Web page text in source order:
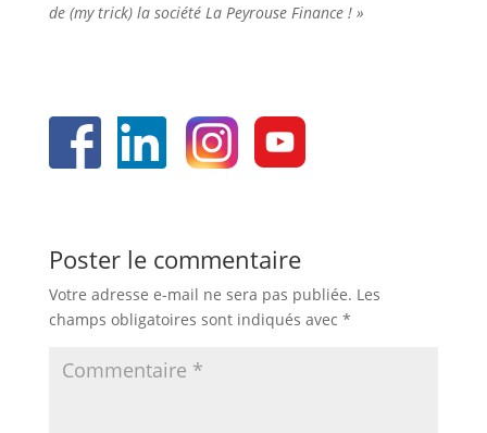
de (my trick) la société La Peyrouse Finance ! »
Poster le commentaire
Votre adresse e-mail ne sera pas publiée. Les
champs obligatoires sont indiqués avec *